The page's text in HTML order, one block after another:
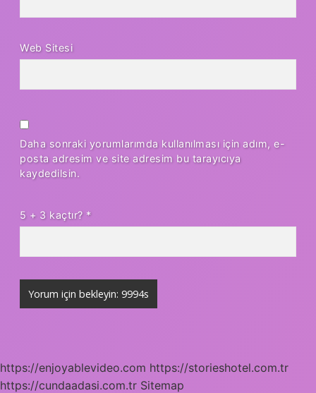
Web Sitesi
Daha sonraki yorumlarımda kullanılması için adım, e-
posta adresim ve site adresim bu tarayıcıya
kaydedilsin.
5 + 3 kaçtır? *
https://enjoyablevideo.com https://storieshotel.com.tr
https://cundaadasi.com.tr Sitemap